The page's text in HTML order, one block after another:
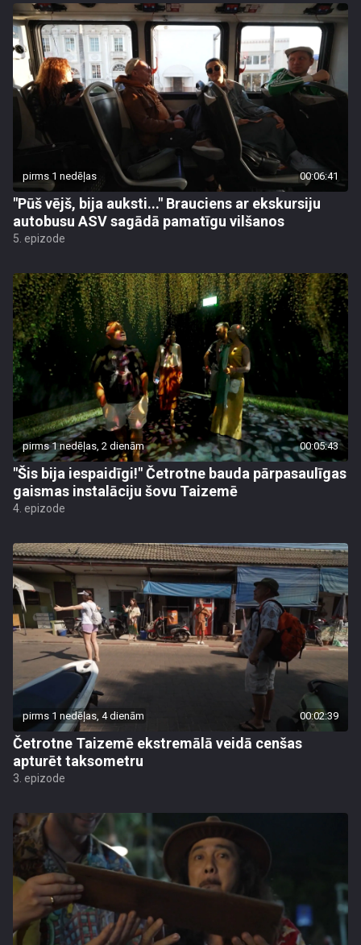
pirms 1 nedēļas 00:06:41
"Pūš vējš, bija auksti..." Brauciens ar ekskursiju
autobusu ASV sagādā pamatīgu vilšanos
5. epizode
pirms 1 nedēļas, 2 dienām 00:05:43
"Šis bija iespaidīgi!" Četrotne bauda pārpasaulīgas
gaismas instalāciju šovu Taizemē
4. epizode
pirms 1 nedēļas, 4 dienām 00:02:39
Četrotne Taizemē ekstremālā veidā cenšas
apturēt taksometru
3. epizode